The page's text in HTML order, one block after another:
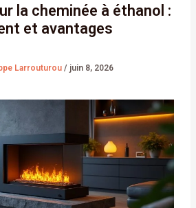
la cheminée à éthanol :
et avantages
Larrouturou / juin 8, 2026